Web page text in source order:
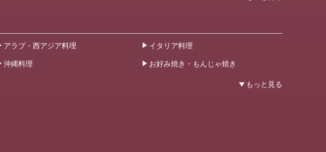
アラブ・西アジア料理
イタリア料理
沖縄料理 お好み焼き・もんじゃ焼き